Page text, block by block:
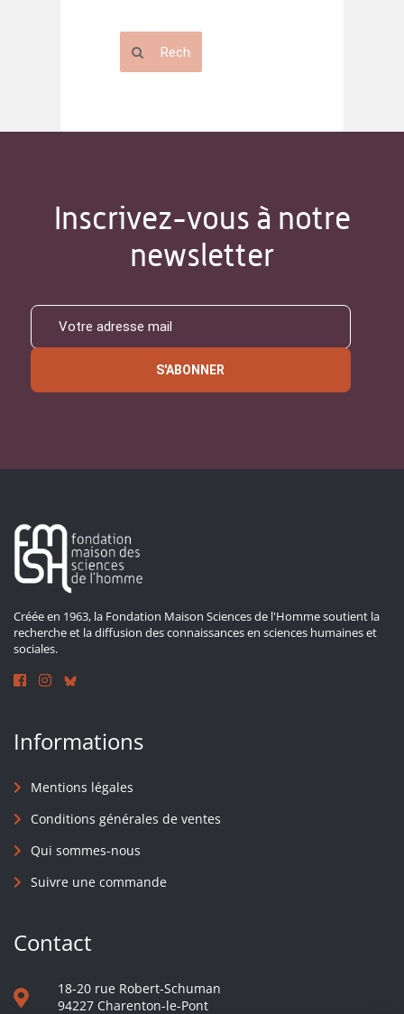
Inscrivez-vous à notre
newsletter
S'ABONNER
Créée en 1963, la Fondation Maison Sciences de l'Homme soutient la
recherche et la diffusion des connaissances en sciences humaines et
sociales.
Informations
Mentions légales
Conditions générales de ventes
Qui sommes-nous
Suivre une commande
Contact
18-20 rue Robert-Schuman
94227 Charenton-le-Pont